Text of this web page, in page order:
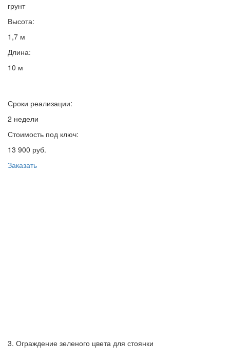
грунт
Высота:
1,7 м
Длина:
10 м
Сроки реализации:
2 недели
Стоимость под ключ:
13 900 руб.
Заказать
3. Ограждение зеленого цвета для стоянки